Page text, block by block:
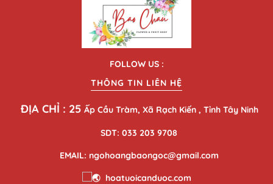
FOLLOW US :
THÔNG TIN LIÊN HỆ
ĐỊA CHỈ : 25 Ấp Cầu Tràm, Xã Rạch Kiến , Tỉnh Tây Ninh
SDT: 033 203 9708
EMAIL: ngohoangbaongoc@gmail.com
hoatuoicanduoc.com